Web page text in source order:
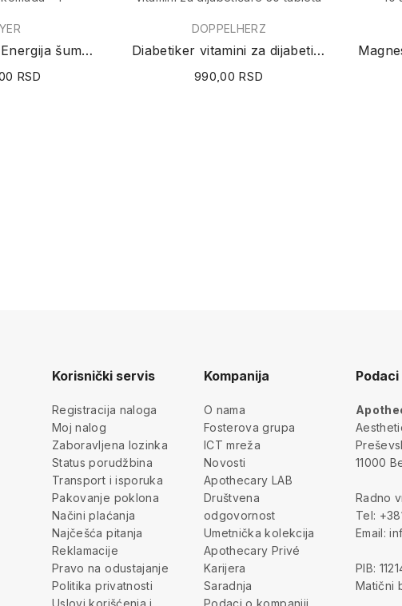
Supradyn Q10 Energija šumeće tablete 15 komada
RSD
DOPPELHERZ
Diabetiker vitamini za dijabetičare 30 tableta
990,00 RSD
Korisnički servis
Registracija naloga
Moj nalog
Zaboravljena lozinka
Status porudžbina
Transport i isporuka
Pakovanje poklona
Načini plaćanja
Najčešća pitanja
Reklamacije
Pravo na odustajanje
Politika privatnosti
Uslovi korišćenja i
Kompanija
O nama
Fosterova grupa
ICT mreža
Novosti
Apothecary LAB
Društvena
odgovornost
Umetnička kolekcija
Apothecary Privé
Karijera
Saradnja
Podaci o kompaniji
11000
Radno
Tel:
Email:
PIB:
Matični